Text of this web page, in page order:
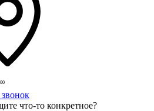
00
звонок
что-то конкретное?